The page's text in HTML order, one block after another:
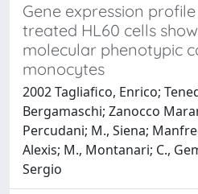
Gene expression
treated HL60 cells
molecular phenotypic
monocytes
2002 Tagliafico, Enrico;
Bergamaschi; Zanocco
Percudani; M., Siena;
Alexis; M., Montanari; C.,
Sergio